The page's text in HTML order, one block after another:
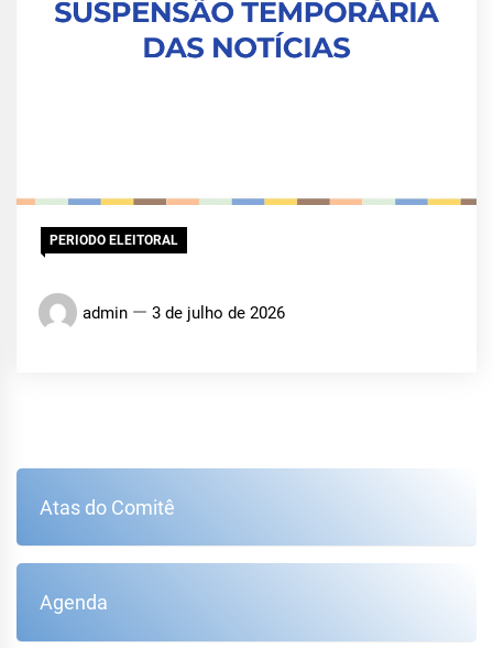
PERIODO ELEITORAL
admin 3 de julho de 2026
Atas do Comitê
Agenda